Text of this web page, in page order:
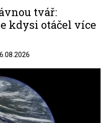
tvář:
kdysi otáčel více